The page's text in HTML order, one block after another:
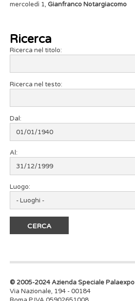
mercoledì 1, Gianfranco Notargiacomo
Ricerca
Ricerca nel titolo:
Ricerca nel testo:
Dal:
Al:
Luogo:
© 2005-2024 Azienda Speciale Palaexpo
Via Nazionale, 194 - 00184